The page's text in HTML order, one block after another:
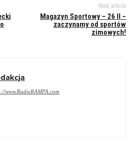
Next article
Magazyn Sportowy – 26 II –
zaczynamy od sportów
zimowych!
www.RadioRAMPA.com